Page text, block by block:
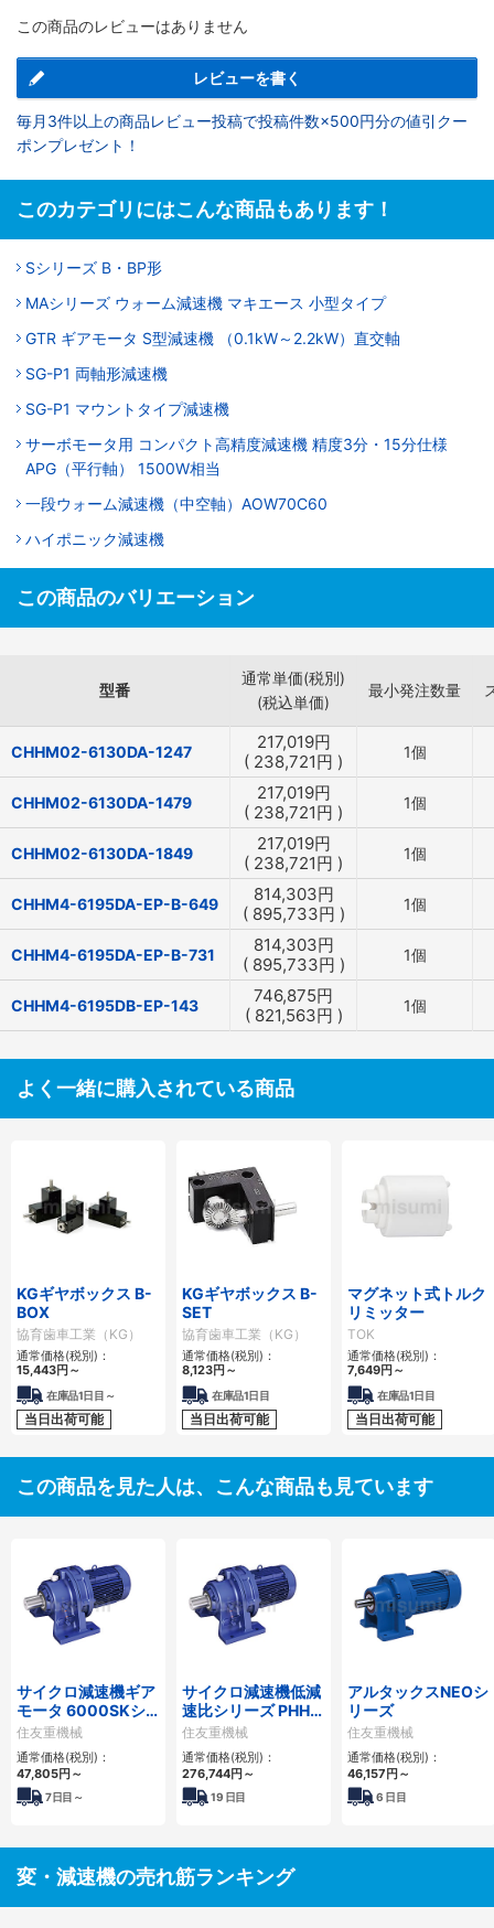
この商品のレビューはありません
レビューを書く
毎月3件以上の商品レビュー投稿で投稿件数×500円分の値引クー
ポンプレゼント！
このカテゴリにはこんな商品もあります！
Sシリーズ B・BP形
MAシリーズ ウォーム減速機 マキエース 小型タイプ
GTR ギアモータ S型減速機 （0.1kW～2.2kW）直交軸
SG-P1 両軸形減速機
SG-P1 マウントタイプ減速機
サーボモータ用 コンパクト高精度減速機 精度3分・15分仕様
APG（平行軸） 1500W相当
一段ウォーム減速機（中空軸）AOW70C60
ハイポニック減速機
この商品のバリエーション
型番
通常単価(税別)
(税込単価)
最小発注数量
CHHM02-6130DA-1247 217,019円
( 238,721円 ) 1個
CHHM02-6130DA-1479 217,019円
( 238,721円 ) 1個
CHHM02-6130DA-1849 217,019円
( 238,721円 ) 1個
CHHM4-6195DA-EP-B-649 814,303円
( 895,733円 ) 1個
CHHM4-6195DA-EP-B-731 814,303円
( 895,733円 ) 1個
CHHM4-6195DB-EP-143 746,875円
( 821,563円 ) 1個
よく一緒に購入されている商品
KGギヤボックス B-
BOX
協育歯車工業（KG）
通常価格(税別)：
15,443円～
在庫品1日目～
当日出荷可能
KGギヤボックス B-
SET
協育歯車工業（KG）
通常価格(税別)：
8,123円～
在庫品1日目
当日出荷可能
マグネット式トルク
リミッター
TOK
通常価格(税別)：
7,649円～
在庫品1日目
当日出荷可能
この商品を見た人は、こんな商品も見ています
サイクロ減速機ギア
モータ 6000SKシ
リーズ
住友重機械
通常価格(税別)：
47,805円～
7日目～
サイクロ減速機低減
速比シリーズ PHHM
形
住友重機械
通常価格(税別)：
276,744円～
19 日目
アルタックスNEOシ
リーズ
住友重機械
通常価格(税別)：
46,157円～
6 日目
変・減速機の売れ筋ランキング